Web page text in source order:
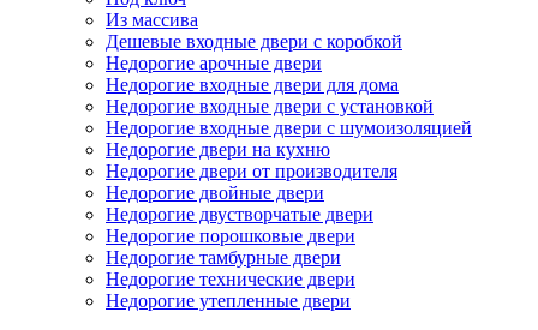
Из массива
Дешевые входные двери с коробкой
Недорогие арочные двери
Недорогие входные двери для дома
Недорогие входные двери с установкой
Недорогие входные двери с шумоизоляцией
Недорогие двери на кухню
Недорогие двери от производителя
Недорогие двойные двери
Недорогие двустворчатые двери
Недорогие порошковые двери
Недорогие тамбурные двери
Недорогие технические двери
Недорогие утепленные двери